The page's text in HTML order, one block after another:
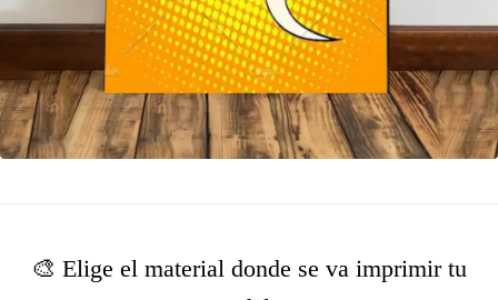
🎨 Elige el material donde se va imprimir tu